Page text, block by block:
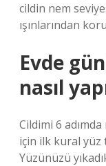
cildin nem
ışınlarından
Evde
nasıl
Cildimi 6
için ilk kural yüz
Yüzünüzü